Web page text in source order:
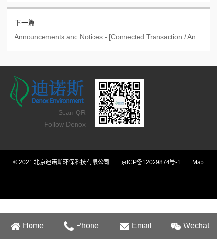
下一篇
Scan QR
Follow Denox
© 2021 北京迪诺斯环保科技有限公司 京ICP备12029874号-1 Map
Home Phone Email Wechat